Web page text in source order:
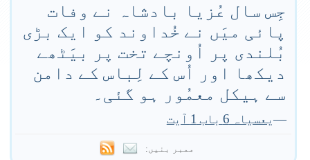
جِس سال عُزیا بادشاہ نے وفات
پائی میَں نے خُداوند کو ایک بڑی
بُلندی پر اُونچے تخت پر بیَٹھے
دیکھا اور اُس کے لِباس کے دامن
سے ہیکل معمُور ہو گئی۔
—یعسیاہ 6 باب 1 آیت
ممبر بنیں: